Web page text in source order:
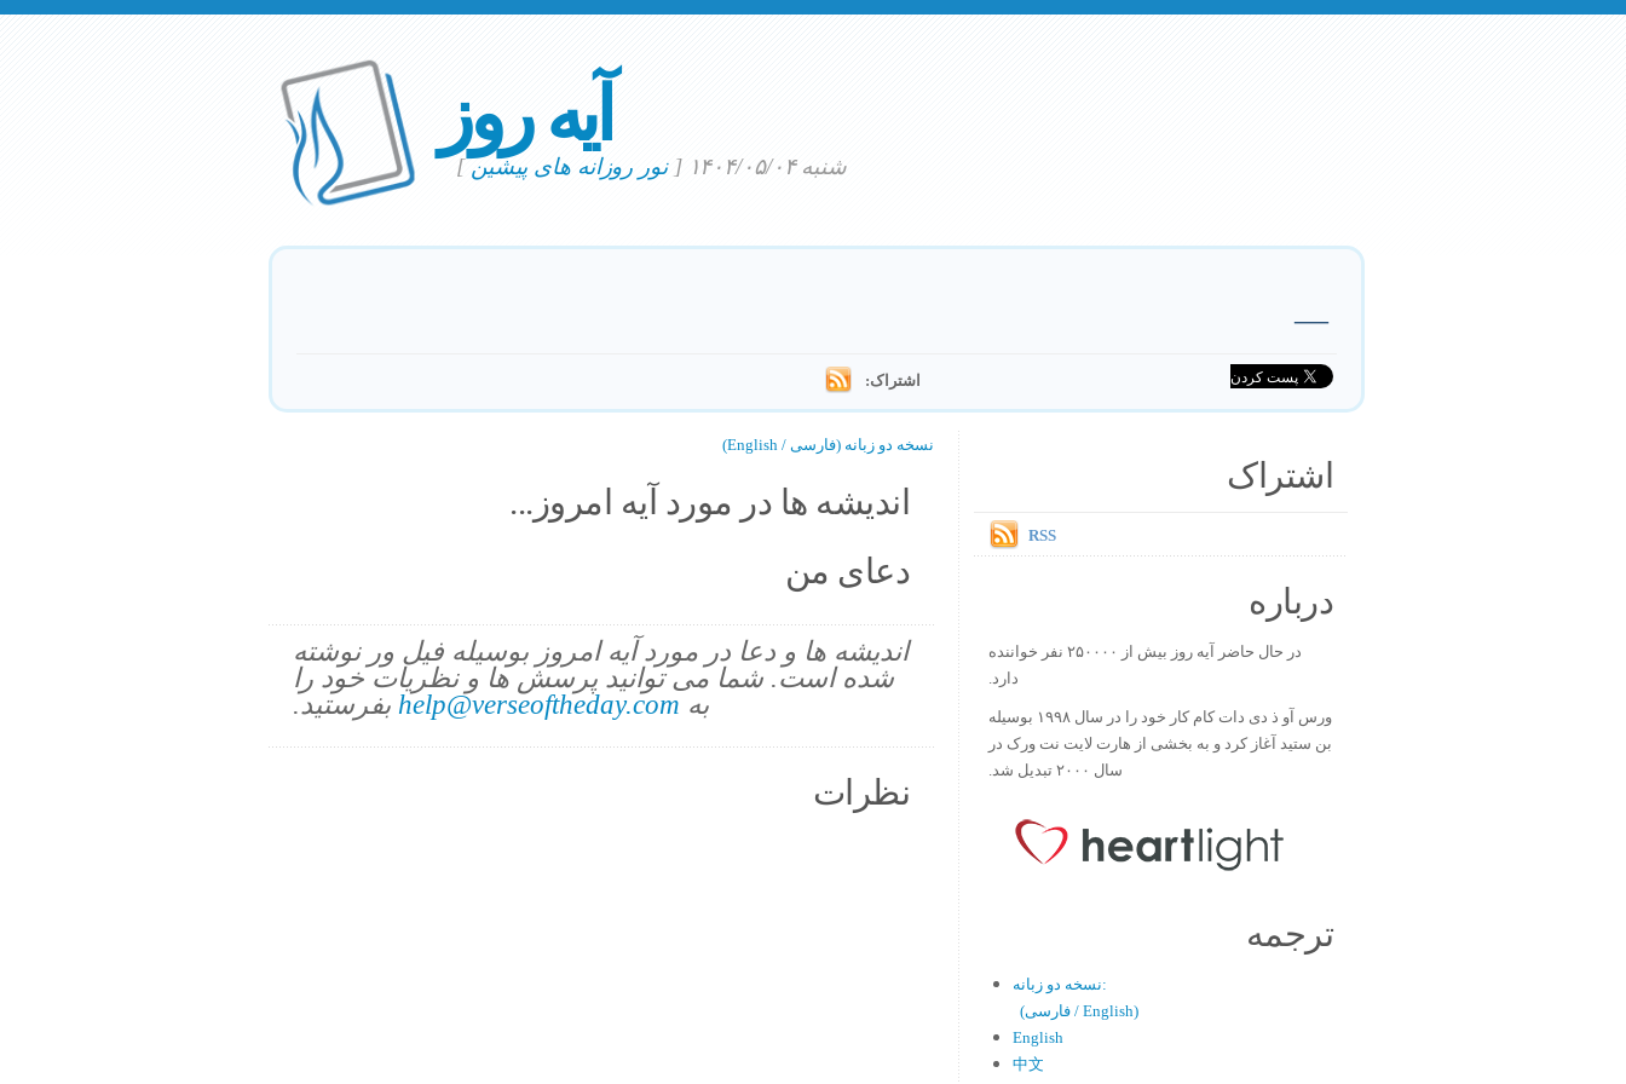
آیه روز
شنبه ۱۴۰۴/۰۵/۰۴ [نور روزانه های پیشین]
—
اشتراک:
نسخه دو زبانه (فارسی / English)
اندیشه ها در مورد آیه امروز...
دعای من
اندیشه ها و دعا در مورد آیه امروز بوسیله فیل ور نوشته
شده است. شما می توانید پرسش ها و نظریات خود را
بهhelp@verseoftheday.com بفرستید.
نظرات
اشتراک
RSS
درباره
در حال حاضر آیه روز بیش از ۲۵۰۰۰۰ نفر خواننده
دارد.
ورس آو ذ دی دات کام کار خود را در سال ۱۹۹۸ بوسیله
بن ستید آغاز کرد و به بخشی از هارت لایت نت ورک در
سال ۲۰۰۰ تبدیل شد.
ترجمه
نسخه دو زبانه:
(فارسی / English)
English
中文